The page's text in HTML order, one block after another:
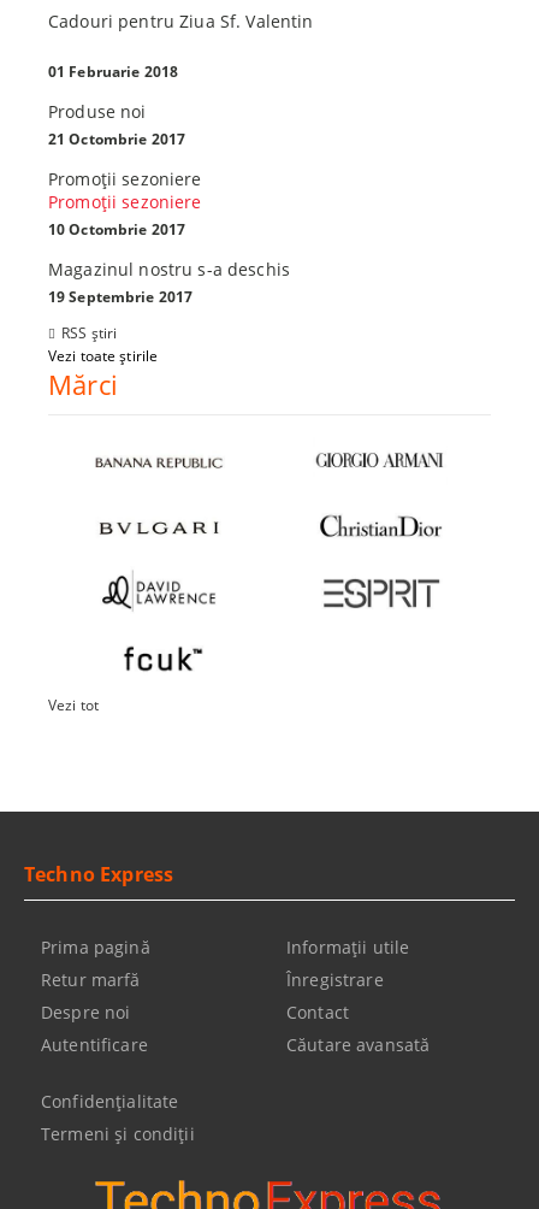
Cadouri pentru Ziua Sf. Valentin
01 Februarie 2018
Produse noi
21 Octombrie 2017
Promoţii sezoniere
Promoţii sezoniere
10 Octombrie 2017
Magazinul nostru s-a deschis
19 Septembrie 2017
RSS știri
Vezi toate știrile
Mărci
Vezi tot
Techno Express
Prima pagină
Retur marfă
Despre noi
Autentificare
Informaţii utile
Înregistrare
Contact
Căutare avansată
Confidenţialitate
Termeni şi condiţii